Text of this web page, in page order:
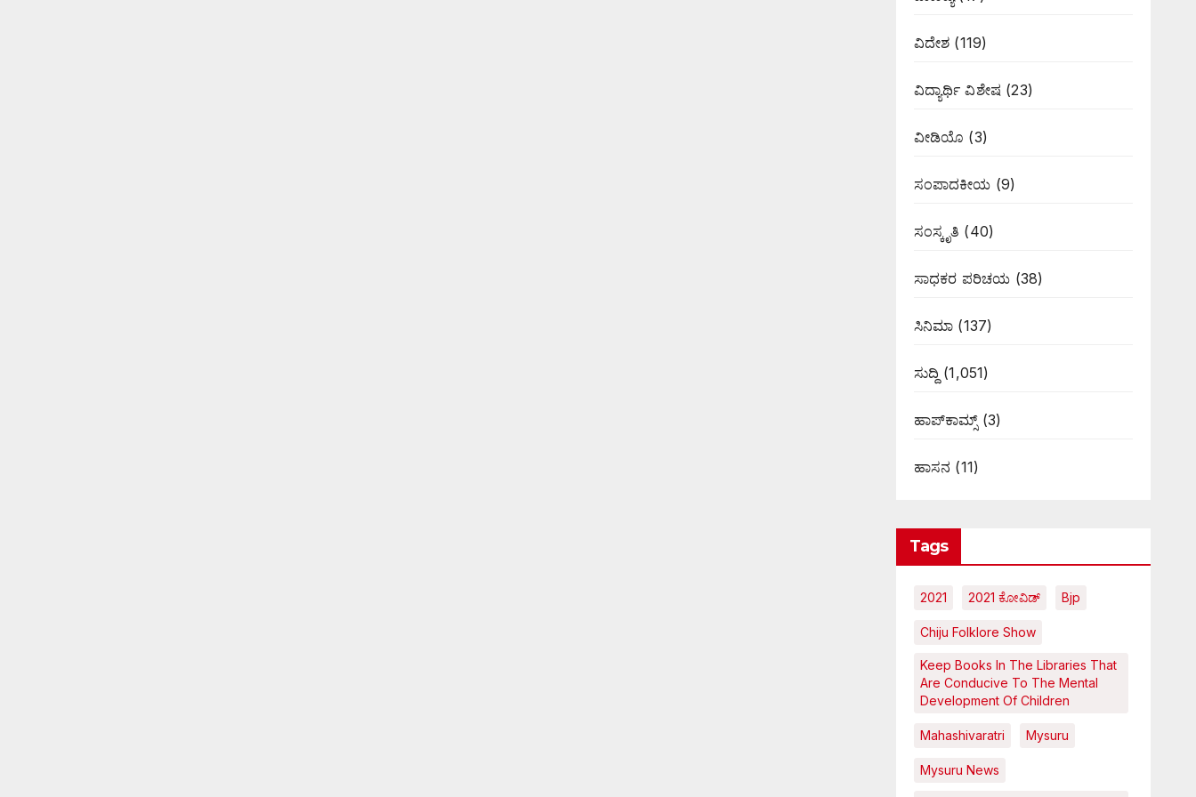
ವಿದೇಶ (119)
ವಿದ್ಯಾರ್ಥಿ ವಿಶೇಷ (23)
ವೀಡಿಯೊ (3)
ಸಂಪಾದಕೀಯ (9)
ಸಂಸ್ಕೃತಿ (40)
ಸಾಧಕರ ಪರಿಚಯ (38)
ಸಿನಿಮಾ (137)
ಸುದ್ದಿ (1,051)
ಹಾಪ್‌ಕಾಮ್ಸ್‌(3)
ಹಾಸನ (11)
Tags
2021 2021 ಕೋವಿಡ್‌ Bjp
Chiju Folklore Show
Keep Books In The Libraries That
Are Conducive To The Mental
Development Of Children
Mahashivaratri Mysuru
Mysuru News